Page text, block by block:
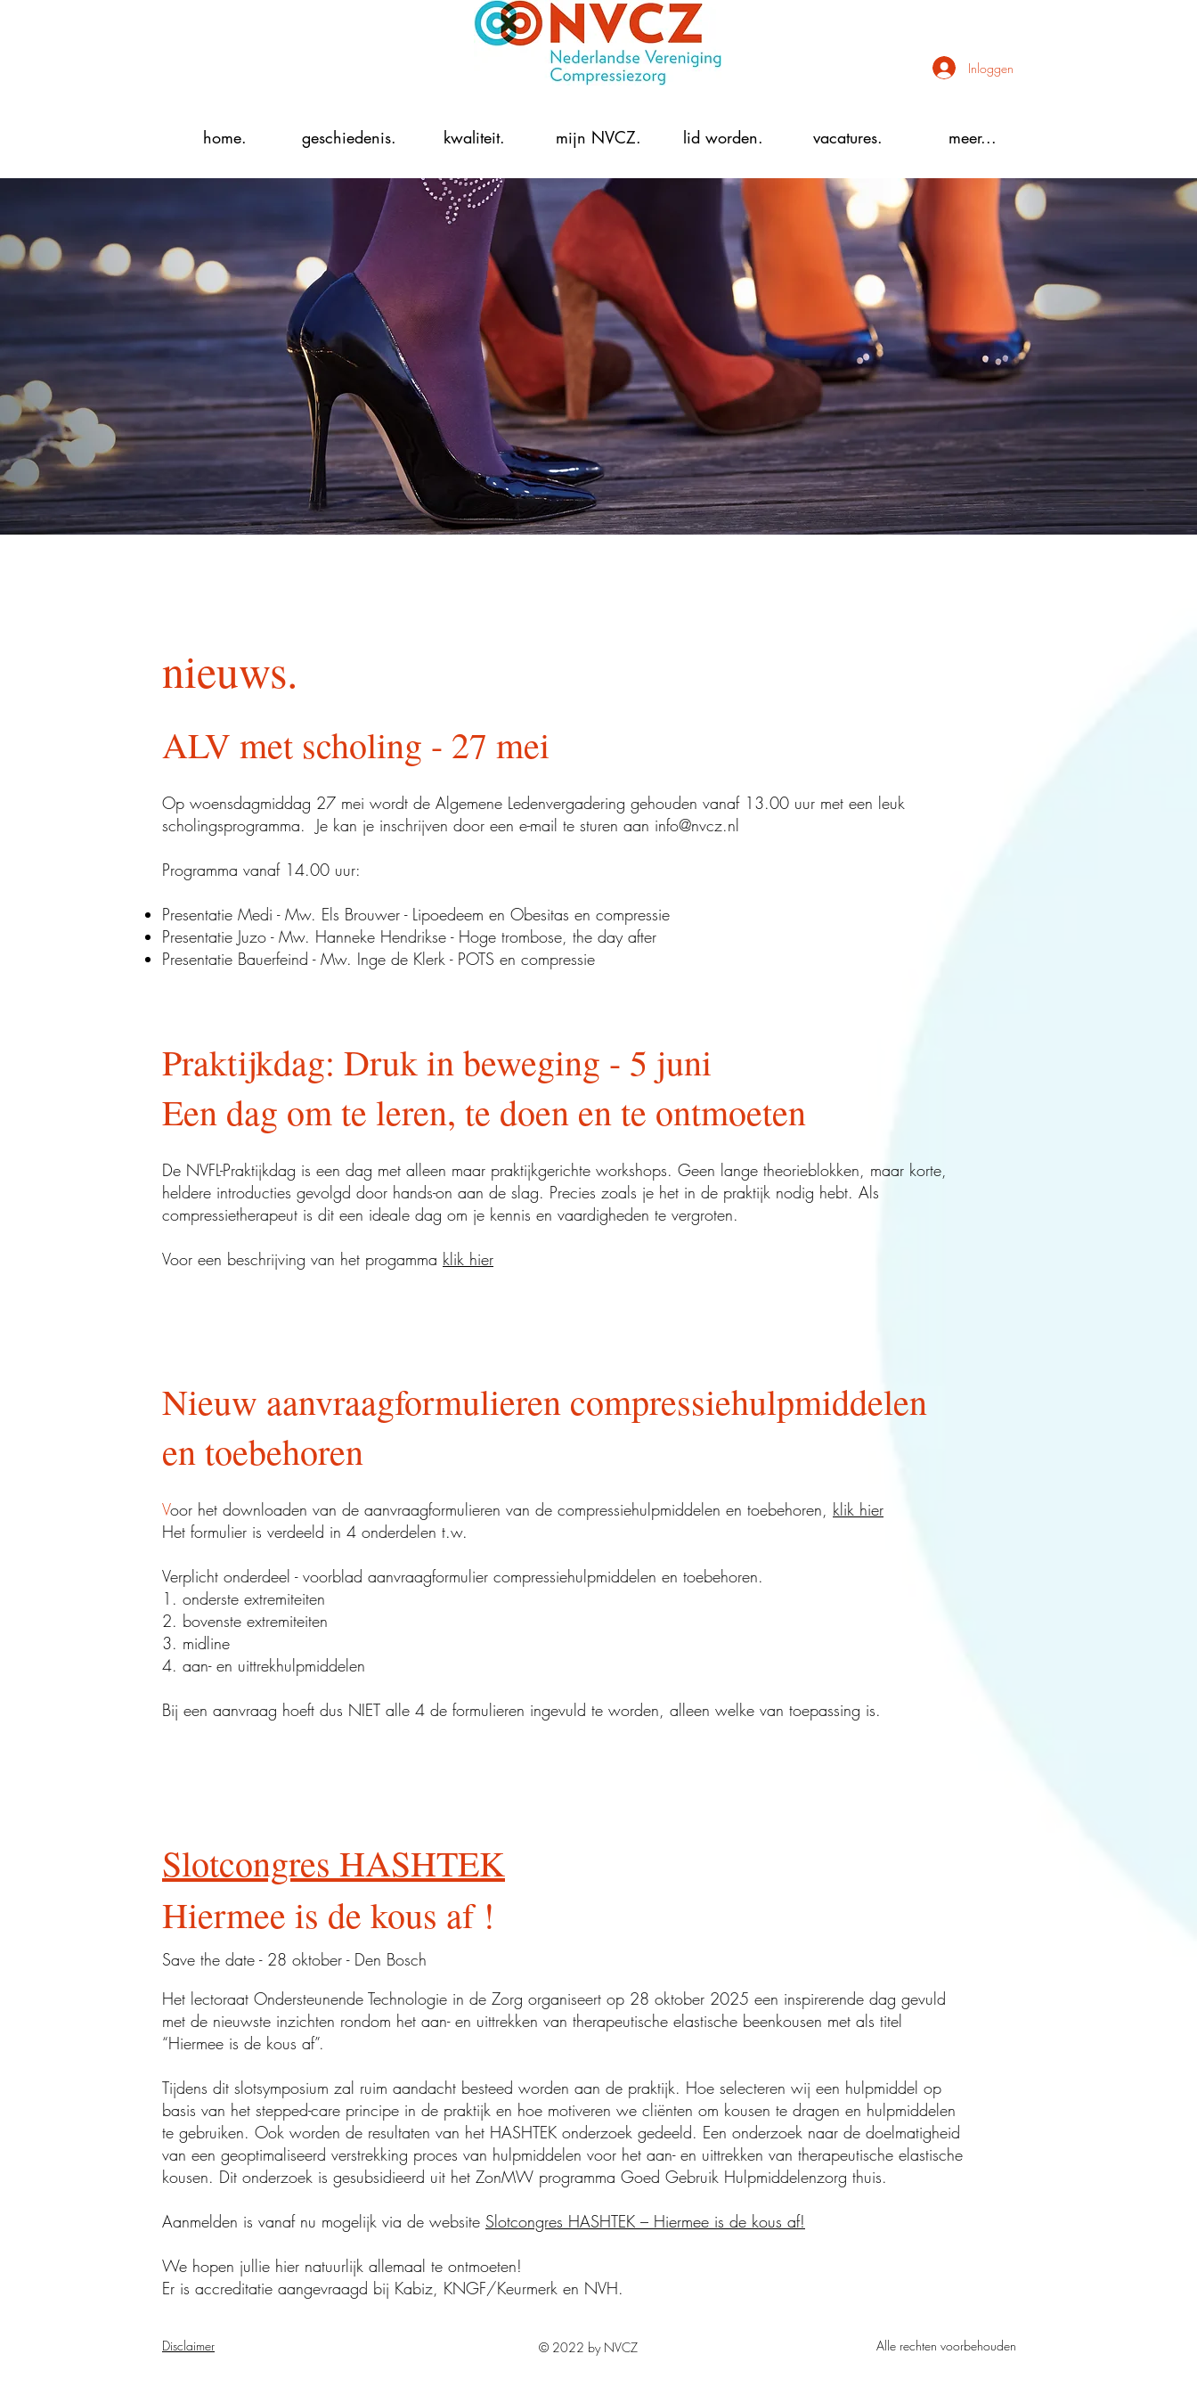
Inloggen
home. geschiedenis. kwaliteit. mijn NVCZ. lid worden. vacatures. meer...
nieuws.
ALV met scholing - 27 mei
Op woensdagmiddag 27 mei wordt de Algemene Ledenvergadering gehouden vanaf 13.00 uur met een leuk
scholingsprogramma. Je kan je inschrijven door een e-mail te sturen aan info@nvcz.nl
Programma vanaf 14.00 uur:
Presentatie Medi - Mw. Els Brouwer - Lipoedeem en Obesitas en compressie
Presentatie Juzo - Mw. Hanneke Hendrikse - Hoge trombose, the day after
Presentatie Bauerfeind - Mw. Inge de Klerk - POTS en compressie
Praktijkdag: Druk in beweging - 5 juni
Een dag om te leren, te doen en te ontmoeten
De NVFL-Praktijkdag is een dag met alleen maar praktijkgerichte workshops. Geen lange theorieblokken, maar korte,
heldere introducties gevolgd door hands-on aan de slag. Precies zoals je het in de praktijk nodig hebt. Als
compressietherapeut is dit een ideale dag om je kennis en vaardigheden te vergroten.
Voor een beschrijving van het progamma klik hier
Nieuw aanvraagformulieren compressiehulpmiddelen
en toebehoren
Voor het downloaden van de aanvraagformulieren van de compressiehulpmiddelen en toebehoren, klik hier
Het formulier is verdeeld in 4 onderdelen t.w.
Verplicht onderdeel - voorblad aanvraagformulier compressiehulpmiddelen en toebehoren.
1. onderste extremiteiten
2. bovenste extremiteiten
3. midline
4. aan- en uittrekhulpmiddelen
Bij een aanvraag hoeft dus NIET alle 4 de formulieren ingevuld te worden, alleen welke van toepassing is.
Slotcongres HASHTEK
Hiermee is de kous af !
Save the date - 28 oktober - Den Bosch
Het lectoraat Ondersteunende Technologie in de Zorg organiseert op 28 oktober 2025 een inspirerende dag gevuld
met de nieuwste inzichten rondom het aan- en uittrekken van therapeutische elastische beenkousen met als titel
“Hiermee is de kous af”.
Tijdens dit slotsymposium zal ruim aandacht besteed worden aan de praktijk. Hoe selecteren wij een hulpmiddel op
basis van het stepped-care principe in de praktijk en hoe motiveren we cliënten om kousen te dragen en hulpmiddelen
te gebruiken. Ook worden de resultaten van het HASHTEK onderzoek gedeeld. Een onderzoek naar de doelmatigheid
van een geoptimaliseerd verstrekking proces van hulpmiddelen voor het aan- en uittrekken van therapeutische elastische
kousen. Dit onderzoek is gesubsidieerd uit het ZonMW programma Goed Gebruik Hulpmiddelenzorg thuis.
Aanmelden is vanaf nu mogelijk via de website Slotcongres HASHTEK – Hiermee is de kous af!
We hopen jullie hier natuurlijk allemaal te ontmoeten!
Er is accreditatie aangevraagd bij Kabiz, KNGF/Keurmerk en NVH.
Disclaimer © 2022 by NVCZ Alle rechten voorbehouden